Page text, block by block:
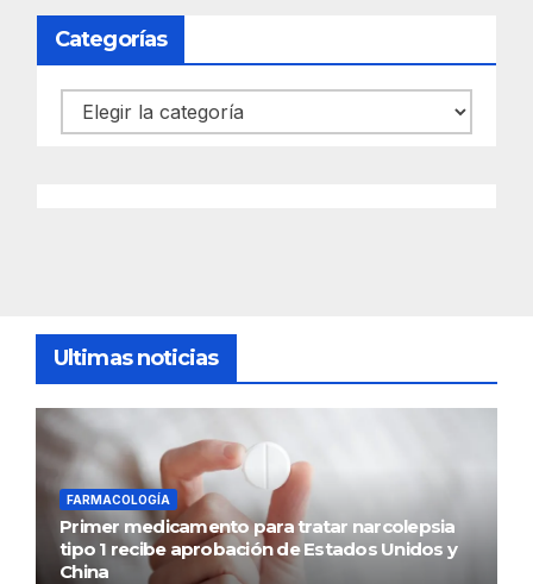
Categorías
Categorías
Ultimas noticias
FARMACOLOGÍA
Primer medicamento para tratar narcolepsia
tipo 1 recibe aprobación de Estados Unidos y
China